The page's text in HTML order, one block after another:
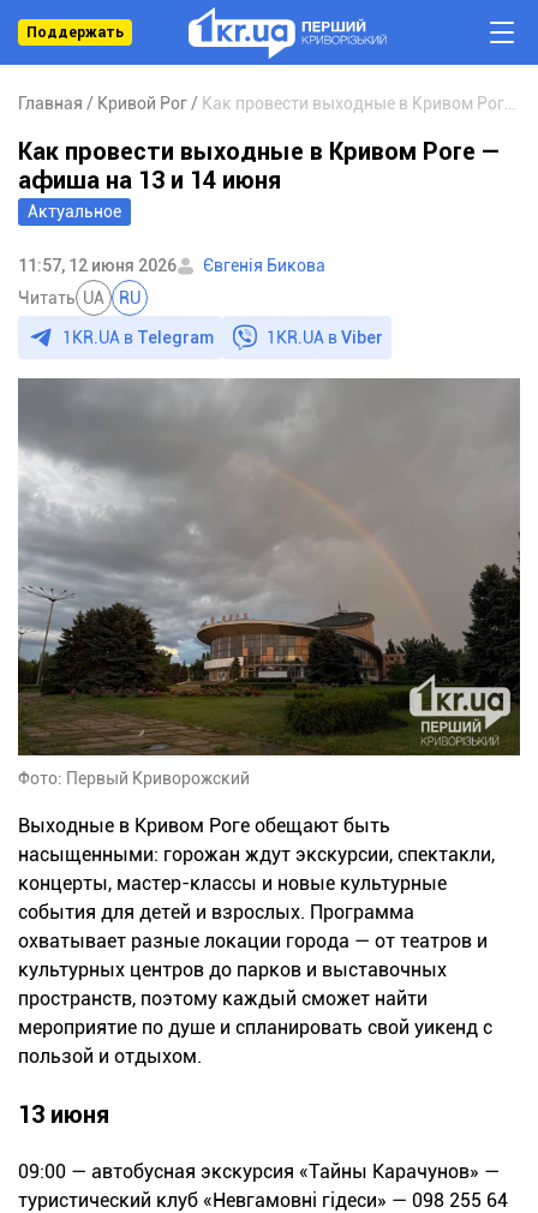
Поддержать
Главная Кривой Рог
Актуальное
Как провести выходные в Кривом Роге —
афиша на 13 и 14 июня
11:57, 12 июня 2026
Євгенія Бикова
Читать UA RU
1KR.UA в Telegram 1KR.UA вViber
Фото: Первый Криворожский
Выходные в Кривом Роге обещают быть
насыщенными: горожан ждут экскурсии, спектакли,
концерты, мастер-классы и новые культурные
события для детей и взрослых. Программа
охватывает разные локации города — от театров и
культурных центров до парков и выставочных
пространств, поэтому каждый сможет найти
мероприятие по душе и спланировать свой уикенд с
пользой и отдыхом.
13 июня
09:00 — автобусная экскурсия «Тайны Карачунов» —
туристический клуб «Невгамовні гідеси» — 098 255 64